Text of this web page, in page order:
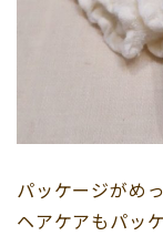
パッケージがめ
ヘアケアもパッ